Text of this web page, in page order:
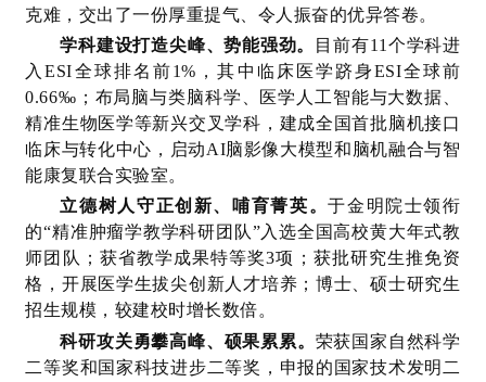
克难，交出了一份厚重提气、令人振奋的优异答卷。
学科建设打造尖峰、势能强劲。
目前有11个学科进
入ESI全球排名前1%，其中临床医学跻身ESI全球前
0.66‰；布局脑与类脑科学、医学人工智能与大数据、
精准生物医学等新兴交叉学科，建成全国首批脑机接口
临床与转化中心，启动AI脑影像大模型和脑机融合与智
能康复联合实验室。
立德树人守正创新、哺育菁英。于金明院士领衔
的“精准肿瘤学教学科研团队”入选全国高校黄大年式教
师团队；获省教学成果特等奖3项；获批研究生推免资
格，开展医学生拔尖创新人才培养；博士、硕士研究生
招生规模，较建校时增长数倍。
科研攻关勇攀高峰、硕果累累。 荣获国家自然科学
二等奖和国家科技进步二等奖，申报的国家技术发明二